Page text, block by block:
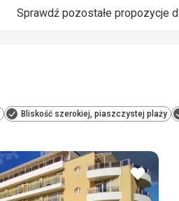
Sprawdź pozostałe propozycje
Bliskość szerokiej, piaszczystej plaży
dodaj
do